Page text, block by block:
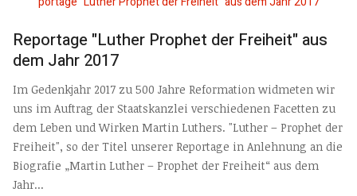
Reportage "Luther Prophet der Freiheit" aus
dem Jahr 2017
Im Gedenkjahr 2017 zu 500 Jahre Reformation widmeten wir
uns im Auftrag der Staatskanzlei verschiedenen Facetten zu
dem Leben und Wirken Martin Luthers. "Luther – Prophet der
Freiheit", so der Titel unserer Reportage in Anlehnung an die
Biografie „Martin Luther – Prophet der Freiheit“ aus dem
Jahr...